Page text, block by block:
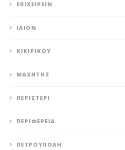
ΕΠΙΧΕΙΡΕΊΝ
ΊΛΙΟΝ
ΚΙΚΙΡΙΚΟΥ
ΜΑΧΗΤΗΣ
ΠΕΡΙΣΤΈΡΙ
ΠΕΡΙΦΈΡΕΙΑ
ΠΕΤΡΟΎΠΟΛΗ